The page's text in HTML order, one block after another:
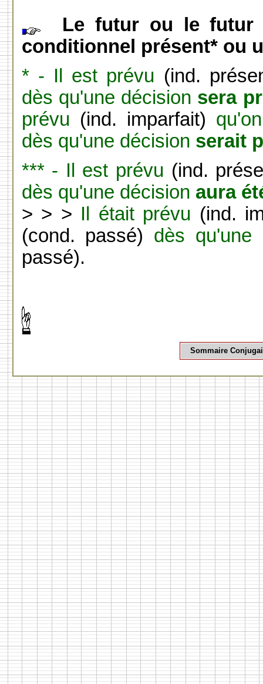
Le futur ou le futur
conditionnel présent* ou
* - Il est prévu (ind.
dès qu'une décision sera
prévu (ind. imparfait)
dès qu'une décision serait
*** - Il est prévu (ind.
dès qu'une décision aura
> > > Il était prévu (ind.
(cond. passé) dès
passé).
Sommaire